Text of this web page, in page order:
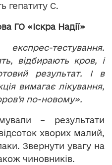
гепатиту С.
ГО «Іскра Надії»
тестування.
відбирають кров, і
результат. І в
вимагає лікування,
по-новому».
– результати
хворих малий,
Звернути увагу на
чиновників.